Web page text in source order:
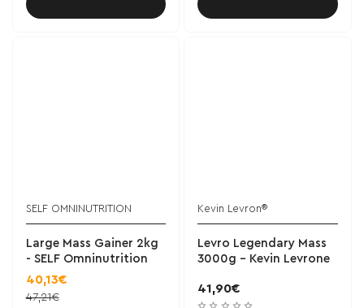
SELF OMNINUTRITION
Large Mass Gainer 2kg
- SELF Omninutrition
40,13€
47,21€
Kevin Levron®
Levro Legendary Mass
3000g - Kevin Levrone
41,90€